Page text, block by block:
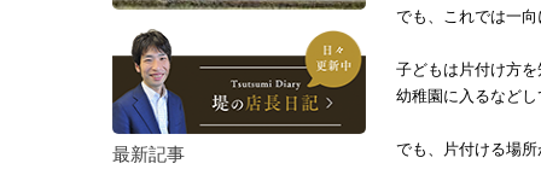
最新記事
でも、これでは一
子どもは片付け方
幼稚園に入るなど
でも、片付ける場